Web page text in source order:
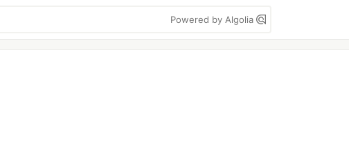
Powered by Algolia